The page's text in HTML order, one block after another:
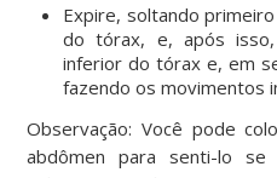
Expire, soltando
do tórax, e, após
inferior do tórax e, em
fazendo os movimentos
Observação: Você pode
abdômen para senti-lo se